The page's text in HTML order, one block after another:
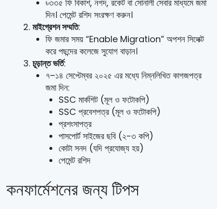
৳৩৩৫ ফি বিকাশ, নগদ, রকেট বা সোনালী সেবার মাধ্যমে জমা
দিন। পেমেন্ট রশিদ সংরক্ষণ করুন।
মাইগ্রেশন সম্মতি:
ফি জমার সময় “Enable Migration” অপশন সিলেক্ট
করে পছন্দের কলেজে সুযোগ বাড়ান।
চূড়ান্ত ভর্তি:
৭–১৪ সেপ্টেম্বর ২০২৫ এর মধ্যে নিম্নলিখিত কাগজপত্র
জমা দিন:
SSC মার্কশিট (মূল ও ফটোকপি)
SSC প্রবেশপত্র (মূল ও ফটোকপি)
প্রশংসাপত্র
পাসপোর্ট সাইজের ছবি (২-৩ কপি)
কোটা সনদ (যদি প্রযোজ্য হয়)
পেমেন্ট রশিদ
কনফার্মেশনের জন্য টিপস